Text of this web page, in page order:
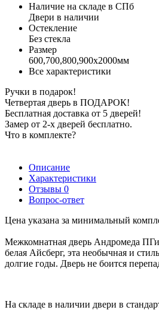
Наличие на складе в СПб
Двери в наличии
Остекление
Без стекла
Размер
600,700,800,900х2000мм
Все характеристики
Ручки в подарок!
Четвертая дверь в ПОДАРОК!
Бесплатная доставка от 5 дверей!
Замер от 2-х дверей бесплатно.
Что в комплекте?
Описание
Характеристики
Отзывы 0
Вопрос-ответ
Цена указана за минимальный
Межкомнатная дверь Андромеда
белая Айсберг, эта необычная и
долгие годы. Дверь не боится
На складе в наличии двери в